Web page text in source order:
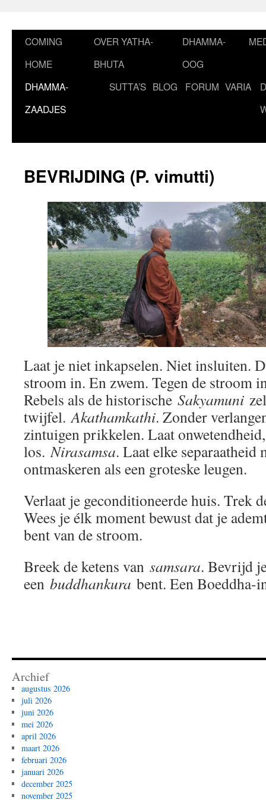
COMING
HOME
OVER YATHA-
BHUTA
DHAMMA-
OOG
DHAMMA-
ZAADJES
SUTTA’S BLOG FORUM VARIA
BEVRIJDING (P. vimutti)
Laat je niet inkapselen. Niet insluiten.
stroom in. En zwem. Tegen de stroom
Rebels als de historische Sakyamuni
twijfel.Akathamkathi. Zonder
zintuigen prikkelen. Laat
los.Nirasamsa. Laat elke
ontmaskeren als een groteske leugen.
Verlaat je geconditioneerde huis. Trek
Wees je élk moment bewust dat je
bent van de stroom.
Breek de ketens van samsara. Bevrijd
een buddhankura bent. Een Boeddha-
Archief
augustus 2026
juli 2026
juni 2026
mei 2026
april 2026
maart 2026
februari 2026
januari 2026
december 2025
november 2025